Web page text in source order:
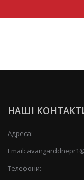
НАШІ
Адреса:
Email:
Телефони: